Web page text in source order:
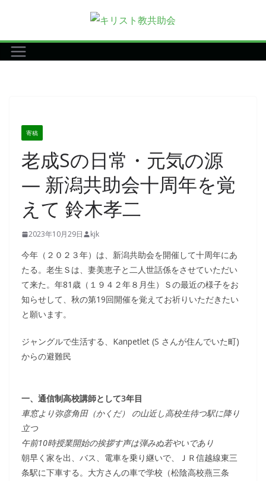
テ
ン
寄稿
老成Sの日常・元気の源
— 新潟共助会十周年を覚
えて 鈴木孝二
2023年10月29日 kjk
今年（２０２３年）は、新潟共助会を開催して十周年にあ
たる。老生Ｓは、妻美恵子と二人世話係をさせていただい
て来た。年81歳（１９４２年８月生）Ｓの最近の様子をお
知らせして、秋の第19回開催を覚えてお祈りいただきたい
と願います。
ジャングルで生活する、Kanpetlet (S さんが住んでいた町)
からの避難民
一、通信制高校講師として3年目
車窓より弥彦角田（かくだ） の山近し高校生待つ駅に降り
立つ
午前10時授業開始の挨拶す声は弾みぬ若やいであり
朝早く家を出、バス、電車を乗り継いで、ＪＲ信越線東三
条駅に下車する。大方さんの車で学校（松陰高校燕三条